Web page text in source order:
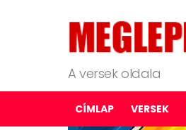
A versek oldala
CÍMLAP VERSEK